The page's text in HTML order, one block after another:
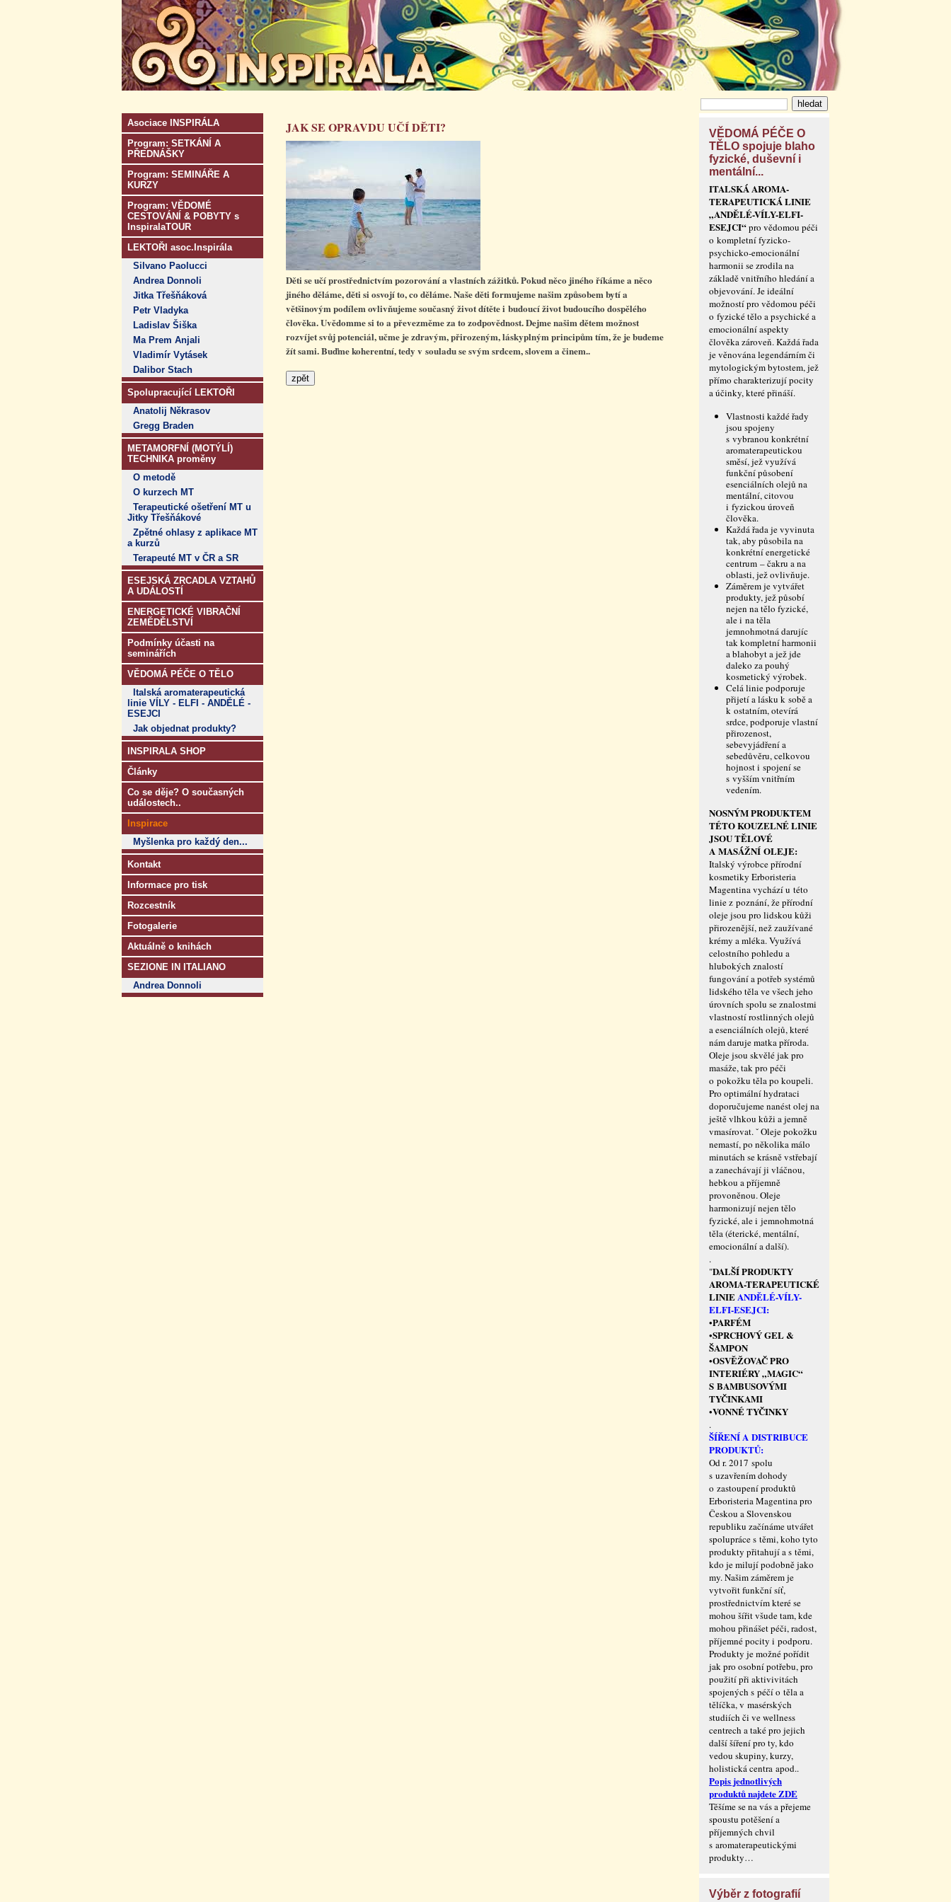
Asociace INSPIRÁLA
Program: SETKÁNÍ A
PŘEDNÁŠKY
Program: SEMINÁŘE A
KURZY
Program: VĚDOMÉ
CESTOVÁNÍ & POBYTY s
InspiralaTOUR
LEKTOŘI asoc.Inspirála
Silvano Paolucci
Andrea Donnoli
Jitka Třešňáková
Petr Vladyka
Ladislav Šiška
Ma Prem Anjali
Vladimír Vytásek
Dalibor Stach
Spolupracující LEKTOŘI
Anatolij Někrasov
Gregg Braden
METAMORFNÍ (MOTÝLÍ)
TECHNIKA proměny
O metodě
O kurzech MT
Terapeutické ošetření MT u
Jitky Třešňákové
Zpětné ohlasy z aplikace MT
a kurzů
Terapeuté MT v ČR a SR
ESEJSKÁ ZRCADLA VZTAHŮ
A UDÁLOSTÍ
ENERGETICKÉ VIBRAČNÍ
ZEMĚDĚLSTVÍ
Podmínky účasti na
seminářích
VĚDOMÁ PÉČE O TĚLO
Italská aromaterapeutická
linie VÍLY - ELFI - ANDĚLÉ -
ESEJCI
Jak objednat produkty?
INSPIRALA SHOP
Články
Co se děje? O současných
událostech..
Inspirace
Myšlenka pro každý den...
Kontakt
Informace pro tisk
Rozcestník
Fotogalerie
Aktuálně o knihách
SEZIONE IN ITALIANO
Andrea Donnoli
JAK SE OPRAVDU UČÍ DĚTI?
Děti se učí prostřednictvím pozorování a vlastních zážitků. Pokud něco jiného říkáme a něco
jiného děláme, děti si osvojí to, co děláme. Naše děti formujeme našim způsobem bytí a
většinovým podílem ovlivňujeme současný život dítěte i budoucí život budoucího dospělého
člověka. Uvědomme si to a převezměme za to zodpovědnost. Dejme našim dětem možnost
rozvíjet svůj potenciál, učme je zdravým, přirozeným, láskyplným principům tím, že je budeme
žít sami. Buďme koherentní, tedy v souladu se svým srdcem, slovem a činem..
VĚDOMÁ PÉČE O
TĚLO spojuje blaho
fyzické, duševní i
mentální...
ITALSKÁ AROMA-
TERAPEUTICKÁ LINIE
„ANDĚLÉ-VÍLY-ELFI-
ESEJCI“pro vědomou péči
o kompletní fyzicko-
psychicko-emocionální
harmonii se zrodila na
základě vnitřního hledání a
objevování. Je ideální
možností pro vědomou péči
o fyzické tělo a psychické a
emocionální aspekty
člověka zároveň. Každá řada
je věnována legendárním či
mytologickým bytostem, jež
přímo charakterizují pocity
a účinky, které přináší.
Vlastnosti každé řady
jsou spojeny
s vybranou konkrétní
aromaterapeutickou
směsí, jež využívá
funkční působení
esenciálních olejů na
mentální, citovou
i fyzickou úroveň
člověka.
Každá řada je vyvinuta
tak, aby působila na
konkrétní energetické
centrum – čakru a na
oblasti, jež ovlivňuje.
Záměrem je vytvářet
produkty, jež působí
nejen na tělo fyzické,
ale i na těla
jemnohmotná darujíc
tak kompletní harmonii
a blahobyt a jež jde
daleko za pouhý
kosmetický výrobek.
Celá linie podporuje
přijetí a lásku k sobě a
k ostatním, otevírá
srdce, podporuje vlastní
přirozenost,
sebevyjádření a
sebedůvěru, celkovou
hojnost i spojení se
s vyšším vnitřním
vedením.
NOSNÝM PRODUKTEM
TÉTO KOUZELNÉ LINIE
JSOU TĚLOVÉ
A MASÁŽNÍ OLEJE:
Italský výrobce přírodní
kosmetiky Erboristeria
Magentina vychází u této
linie z poznání, že přírodní
oleje jsou pro lidskou kůži
přirozenější, než zaužívané
krémy a mléka. Využívá
celostního pohledu a
hlubokých znalostí
fungování a potřeb systémů
lidského těla ve všech jeho
úrovních spolu se znalostmi
vlastností rostlinných olejů
a esenciálních olejů, které
nám daruje matka příroda.
Oleje jsou skvělé jak pro
masáže, tak pro péči
o pokožku těla po koupeli.
Pro optimální hydrataci
doporučujeme nanést olej na
ještě vlhkou kůži a jemně
vmasírovat. ˇ Oleje pokožku
nemastí, po několika málo
minutách se krásně vstřebají
a zanechávají ji vláčnou,
hebkou a příjemně
provoněnou. Oleje
harmonizují nejen tělo
fyzické, ale i jemnohmotná
těla (éterické, mentální,
emocionální a další).
.
"DALŠÍ PRODUKTY
AROMA-TERAPEUTICKÉ
LINIEANDĚLÉ-VÍLY-
ELFI-ESEJCI:
•PARFÉM
•SPRCHOVÝ GEL &
ŠAMPON
•OSVĚŽOVAČ PRO
INTERIÉRY „MAGIC“
S BAMBUSOVÝMI
TYČINKAMI
•VONNÉ TYČINKY
.
ŠÍŘENÍ A DISTRIBUCE
PRODUKTŮ:
Od r. 2017 spolu
s uzavřením dohody
o zastoupení produktů
Erboristeria Magentina pro
Českou a Slovenskou
republiku začínáme utvářet
spolupráce s těmi, koho tyto
produkty přitahují a s těmi,
kdo je milují podobně jako
my. Našim záměrem je
vytvořit funkční síť,
prostřednictvím které se
mohou šířit všude tam, kde
mohou přinášet péči, radost,
příjemné pocity i podporu.
Produkty je možné pořídit
jak pro osobní potřebu, pro
použití při aktivivitách
spojených s péčí o těla a
tělíčka, v masérských
studiích či ve wellness
centrech a také pro jejich
další šíření pro ty, kdo
vedou skupiny, kurzy,
holistická centra apod..
Popis jednotlivých
produktů najdete ZDE
Těšíme se na vás a přejeme
spoustu potěšení a
příjemných chvil
s aromaterape­utickými
produkty…
Výběr z fotografií